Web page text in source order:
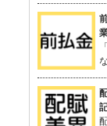
後日精算される
して「給料」が
替金の概念 例
や取引先の負
一時的に立て替
金額は「将来返
金」として資
は「立替金の
払った手付金や
関連する勘定
使用される。